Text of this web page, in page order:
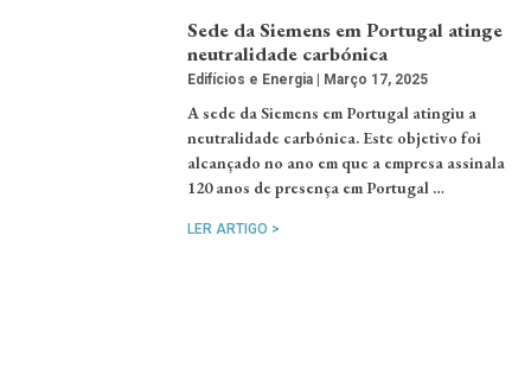
Sede da Siemens em Portugal atinge
neutralidade carbónica
Edifícios e Energia Março 17, 2025
A sede da Siemens em Portugal atingiu a
neutralidade carbónica. Este objetivo foi
alcançado no ano em que a empresa assinala
120 anos de presença em Portugal …
LER ARTIGO >